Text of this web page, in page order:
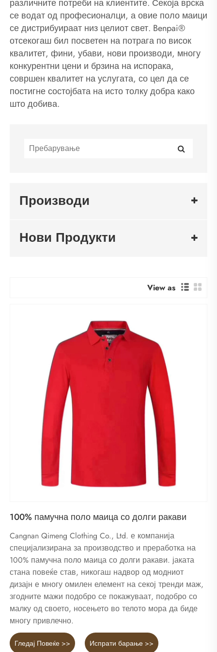
различните потреби на клиентите. Секоја врска
се водат од професионалци, а овие поло маици
се дистрибуираат низ целиот свет. Benpai®
отсекогаш бил посветен на потрага по висок
квалитет, фини, убави, нови производи, многу
конкурентни цени и брзина на испорака,
совршен квалитет на услугата, со цел да се
постигне состојбата на исто толку добра како
што добива.
Производи
Нови Продукти
View as
100% памучна поло маица со долги ракави
Cangnan Qimeng Clothing Co., Ltd. е компанија
специјализирана за производство и преработка на
100% памучна поло маица со долги ракави. јаката
стана повеќе став, никогаш надвор од модниот
дизајн е многу омилен елемент на секој тренди маж,
згодните мажи подобро се покажуваат, подобро со
малку од своето, носењето во телото мора да биде
многу привлечно.
Гледај Повеќе >> Испрати барање >>